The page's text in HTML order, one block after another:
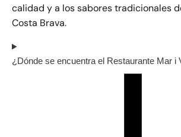
calidad y a los sabores tradicionales
Costa Brava.
¿Dónde se encuentra el Restaurante Mar i